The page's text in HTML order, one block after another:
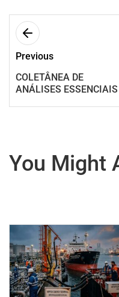
Previous
COLETÂNEA DE
ANÁLISES ESSENCIAIS
You Might